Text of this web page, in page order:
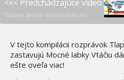
<<< Predchádzajúce video
Tlapkova patrola - prichádza do kín
V tejto kompilácii rozprávok
zastavujú Mocné labky Vtáčiu
ešte oveľa viac!